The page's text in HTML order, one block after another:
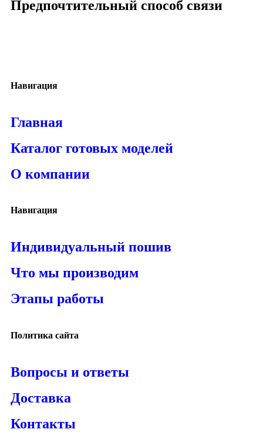
Предпочтительный способ связи
Навигация
Главная
Каталог готовых моделей
О компании
Навигация
Индивидуальный пошив
Что мы производим
Этапы работы
Политика сайта
Вопросы и ответы
Доставка
Контакты